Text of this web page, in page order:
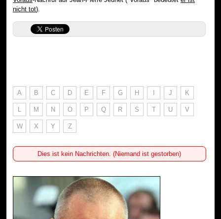
nicht tot).
A B C D E F G H I J K
L M N O P Q R S T U V
W X Y Z
Dies ist kein Nachrichten. (Niemand ist gestorben)